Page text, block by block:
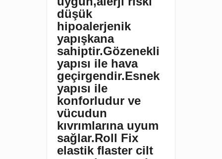
düşük
hipoalerjenik
yapışkana
sahiptir.Gözenekli
yapısı ile hava
geçirgendir.Esnek
yapısı ile
konforludur ve
vücudun
kıvrımlarına uyum
sağlar.Roll Fix
elastik flaster cilt